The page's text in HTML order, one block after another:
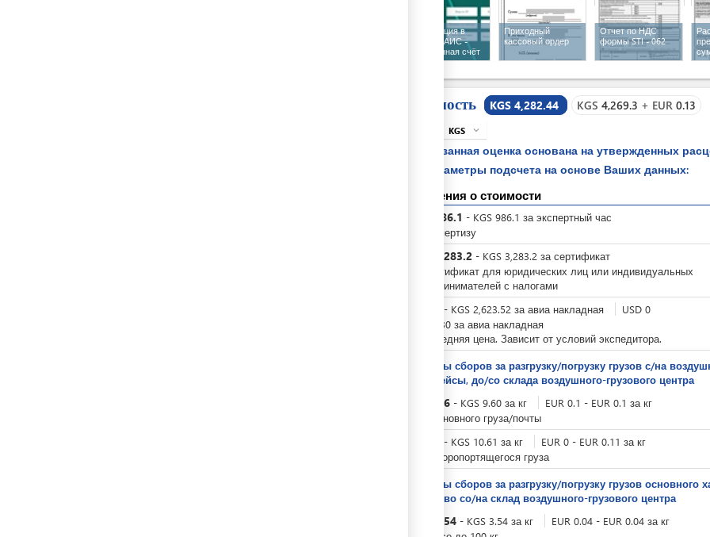
Регистрация в
системе АИС -
Электронная счёт
Приходный
кассовый ордер
Отчет по НДС
формы STI - 062
Стоимость KGS 4,282.44 KGS 4,269.3 + EUR 0.13
KGS expand_more
Указанная оценка основана на утвержденных
параметры подсчета на основе Ваших данных:
Сведения о стоимости
986.1 - KGS 986.1 за экспертный час
за экспертизу
3,283.2 - KGS 3,283.2 за сертификат
за сертификат для юридических лиц или индивидуальных
предпринимателей с налогами
- KGS 2,623.52 за авиа накладная USD 0
30 за авиа накладная
Это средняя цена. Зависит от условий экспедитора.
Тарифы сборов за разгрузку/погрузку грузов с/на
авиарейсы, до/со склада воздушного-грузового центра
9.6 - KGS 9.60 за кг EUR 0.1 - EUR 0.1 за кг
Для основного груза/почты
- KGS 10.61 за кг EUR 0 - EUR 0.11 за кг
Для скоропортящегося груза
Тарифы сборов за разгрузку/погрузку грузов
средство со/на склад ​воздушного-грузового центра
3.54 - KGS 3.54 за кг EUR 0.04 - EUR 0.04 за кг